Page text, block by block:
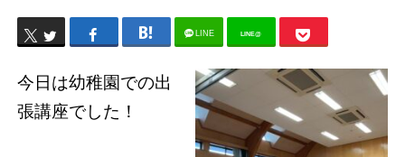
LINE LINE@
今日は幼稚園での出
張講座でした！